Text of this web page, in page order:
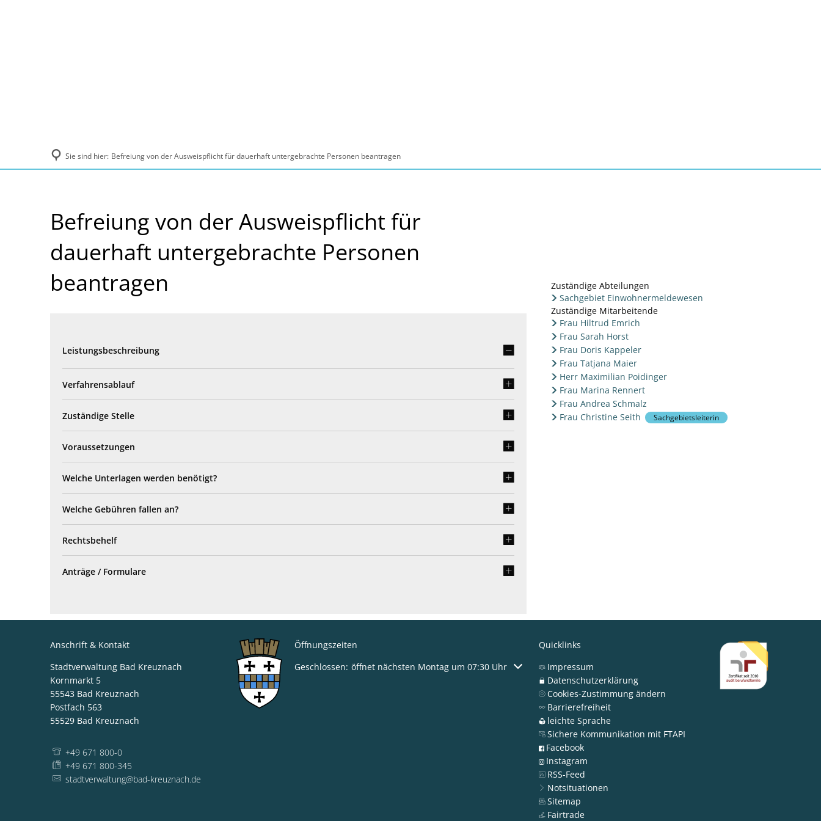
Sie sind hier: Befreiung von der Ausweispflicht für dauerhaft untergebrachte Personen beantragen
Befreiung von der Ausweispflicht für
dauerhaft untergebrachte Personen
beantragen
Leistungsbeschreibung
Verfahrensablauf
Zuständige Stelle
Voraussetzungen
Welche Unterlagen werden benötigt?
Welche Gebühren fallen an?
Rechtsbehelf
Anträge / Formulare
Zuständige Abteilungen
Sachgebiet Einwohnermeldewesen
Zuständige Mitarbeitende
Frau Hiltrud Emrich
Frau Sarah Horst
Frau Doris Kappeler
Frau Tatjana Maier
Herr Maximilian Poidinger
Frau Marina Rennert
Frau Andrea Schmalz
Frau Christine Seith
Sachgebietsleiterin
Anschrift & Kontakt
Stadtverwaltung Bad Kreuznach
Kornmarkt 5
55543 Bad Kreuznach
Postfach 563
55529 Bad Kreuznach
+49 671 800-0
+49 671 800-345
stadtverwaltung@bad-kreuznach.de
Öffnungszeiten
Klicken, um weitere Öffnungs- oder Schließzeiten auszublenden
Geschlossen: öffnet nächsten Montag um 07:30 Uhr
Quicklinks
Impressum
Datenschutzerklärung
Cookies-Zustimmung ändern
Barrierefreiheit
leichte Sprache
Sichere Kommunikation mit FTAPI
Facebook
Instagram
RSS-Feed
Notsituationen
Sitemap
Fairtrade